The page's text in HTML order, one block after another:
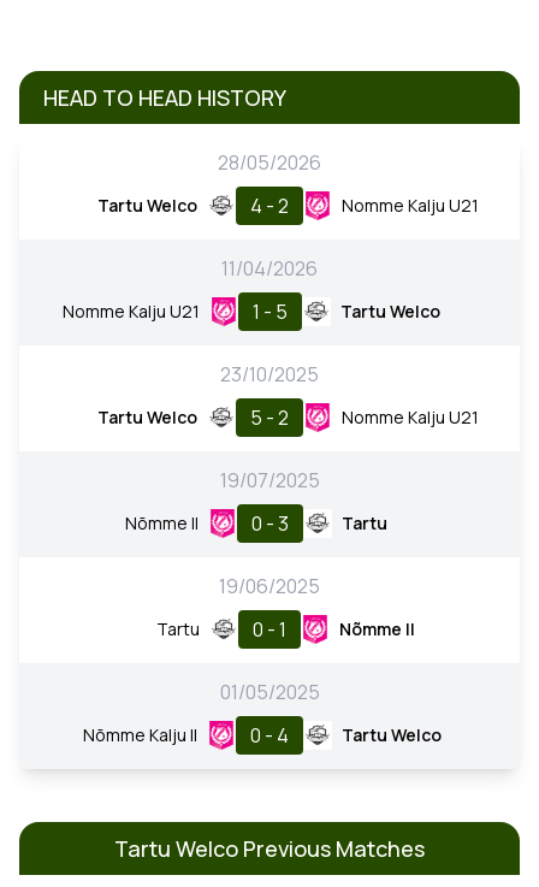
HEAD TO HEAD HISTORY
28/05/2026
Tartu Welco 4 - 2 Nomme Kalju U21
11/04/2026
Nomme Kalju U21 1 - 5 Tartu Welco
23/10/2025
Tartu Welco 5 - 2 Nomme Kalju U21
19/07/2025
Nõmme II 0 - 3 Tartu
19/06/2025
Tartu 0 - 1 Nõmme II
01/05/2025
Nõmme Kalju II 0 - 4 Tartu Welco
Tartu Welco Previous Matches